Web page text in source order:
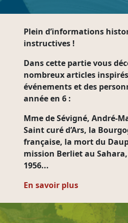
Plein d’informations
instructives !
Dans cette partie vous
nombreux articles
événements et des
année en 6 :
Mme de Sévigné, André-
Saint curé d’Ars, la
française, la mort du
mission Berliet au
1956...
En savoir plus